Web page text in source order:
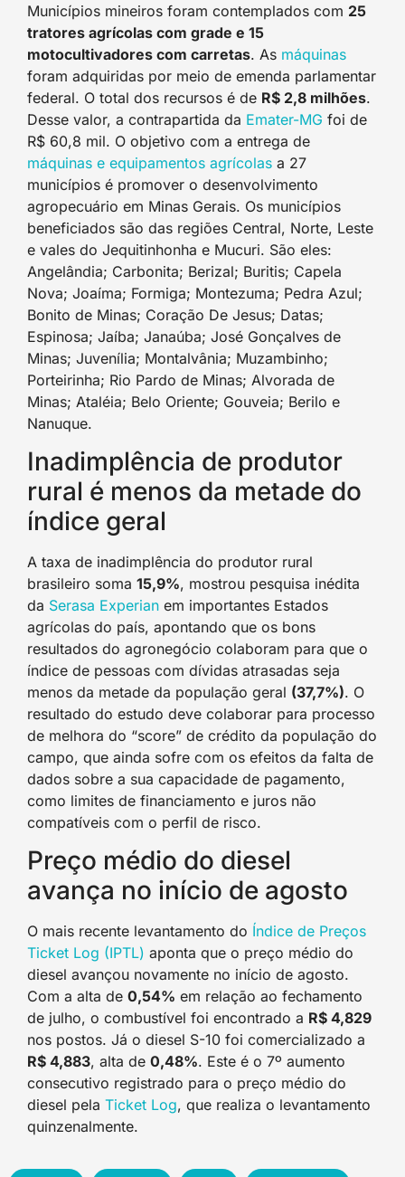
Municípios mineiros foram contemplados com 25
tratores agrícolas com grade e 15
motocultivadores com carretas. As máquinas
foram adquiridas por meio de emenda parlamentar
federal. O total dos recursos é de R$ 2,8 milhões.
Desse valor, a contrapartida da Emater-MG foi de
R$ 60,8 mil. O objetivo com a entrega de
máquinas e equipamentos agrícolas a 27
municípios é promover o desenvolvimento
agropecuário em Minas Gerais. Os municípios
beneficiados são das regiões Central, Norte, Leste
e vales do Jequitinhonha e Mucuri. São eles:
Angelândia; Carbonita; Berizal; Buritis; Capela
Nova; Joaíma; Formiga; Montezuma; Pedra Azul;
Bonito de Minas; Coração De Jesus; Datas;
Espinosa; Jaíba; Janaúba; José Gonçalves de
Minas; Juvenília; Montalvânia; Muzambinho;
Porteirinha; Rio Pardo de Minas; Alvorada de
Minas; Ataléia; Belo Oriente; Gouveia; Berilo e
Nanuque.
Inadimplência de produtor
rural é menos da metade do
índice geral
A taxa de inadimplência do produtor rural
brasileiro soma 15,9%, mostrou pesquisa inédita
da Serasa Experian em importantes Estados
agrícolas do país, apontando que os bons
resultados do agronegócio colaboram para que o
índice de pessoas com dívidas atrasadas seja
menos da metade da população geral (37,7%). O
resultado do estudo deve colaborar para processo
de melhora do “score” de crédito da população do
campo, que ainda sofre com os efeitos da falta de
dados sobre a sua capacidade de pagamento,
como limites de financiamento e juros não
compatíveis com o perfil de risco.
Preço médio do diesel
avança no início de agosto
O mais recente levantamento do Índice de Preços
Ticket Log (IPTL) aponta que o preço médio do
diesel avançou novamente no início de agosto.
Com a alta de 0,54% em relação ao fechamento
de julho, o combustível foi encontrado a R$ 4,829
nos postos. Já o diesel S-10 foi comercializado a
R$ 4,883, alta de 0,48%. Este é o 7º aumento
consecutivo registrado para o preço médio do
diesel pela Ticket Log, que realiza o levantamento
quinzenalmente.